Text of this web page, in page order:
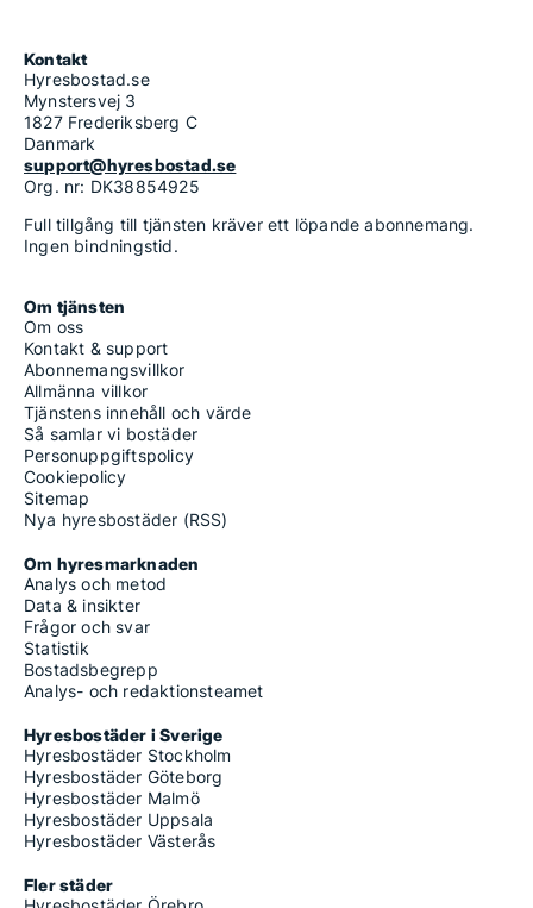
Kontakt
Hyresbostad.se
Mynstersvej 3
1827 Frederiksberg C
Danmark
support@hyresbostad.se
Org. nr: DK38854925
Full tillgång till tjänsten kräver ett löpande abonnemang.
Ingen bindningstid.
Om tjänsten
Om oss
Kontakt & support
Abonnemangsvillkor
Allmänna villkor
Tjänstens innehåll och värde
Så samlar vi bostäder
Personuppgiftspolicy
Cookiepolicy
Sitemap
Nya hyresbostäder (RSS)
Om hyresmarknaden
Analys och metod
Data & insikter
Frågor och svar
Statistik
Bostadsbegrepp
Analys- och redaktionsteamet
Hyresbostäder i Sverige
Hyresbostäder Stockholm
Hyresbostäder Göteborg
Hyresbostäder Malmö
Hyresbostäder Uppsala
Hyresbostäder Västerås
Fler städer